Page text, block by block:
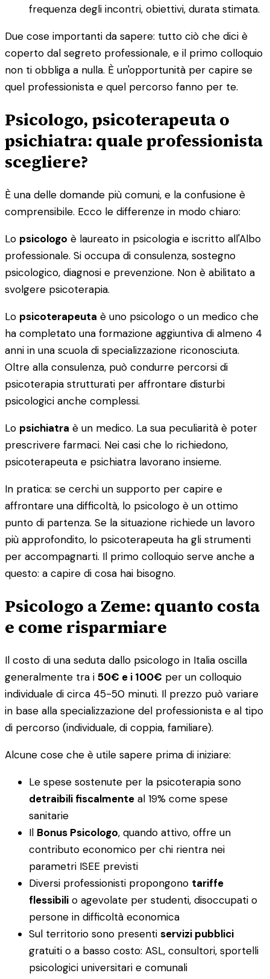
frequenza degli incontri, obiettivi, durata stimata.
Due cose importanti da sapere: tutto ciò che dici è
coperto dal segreto professionale, e il primo colloquio
non ti obbliga a nulla. È un'opportunità per capire se
quel professionista e quel percorso fanno per te.
Psicologo, psicoterapeuta o
psichiatra: quale professionista
scegliere?
È una delle domande più comuni, e la confusione è
comprensibile. Ecco le differenze in modo chiaro:
Lo psicologo è laureato in psicologia e iscritto all'Albo
professionale. Si occupa di consulenza, sostegno
psicologico, diagnosi e prevenzione. Non è abilitato a
svolgere psicoterapia.
Lo psicoterapeuta è uno psicologo o un medico che
ha completato una formazione aggiuntiva di almeno 4
anni in una scuola di specializzazione riconosciuta.
Oltre alla consulenza, può condurre percorsi di
psicoterapia strutturati per affrontare disturbi
psicologici anche complessi.
Lo psichiatra è un medico. La sua peculiarità è poter
prescrivere farmaci. Nei casi che lo richiedono,
psicoterapeuta e psichiatra lavorano insieme.
In pratica: se cerchi un supporto per capire e
affrontare una difficoltà, lo psicologo è un ottimo
punto di partenza. Se la situazione richiede un lavoro
più approfondito, lo psicoterapeuta ha gli strumenti
per accompagnarti. Il primo colloquio serve anche a
questo: a capire di cosa hai bisogno.
Psicologo a Zeme: quanto costa
e come risparmiare
Il costo di una seduta dallo psicologo in Italia oscilla
generalmente tra i 50€ e i 100€ per un colloquio
individuale di circa 45-50 minuti. Il prezzo può variare
in base alla specializzazione del professionista e al tipo
di percorso (individuale, di coppia, familiare).
Alcune cose che è utile sapere prima di iniziare:
Le spese sostenute per la psicoterapia sono
detraibili fiscalmente al 19% come spese
sanitarie
Il Bonus Psicologo, quando attivo, offre un
contributo economico per chi rientra nei
parametri ISEE previsti
Diversi professionisti propongono tariffe
flessibili o agevolate per studenti, disoccupati o
persone in difficoltà economica
Sul territorio sono presenti servizi pubblici
gratuiti o a basso costo: ASL, consultori, sportelli
psicologici universitari e comunali